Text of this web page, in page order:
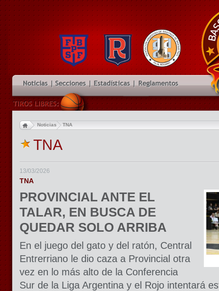
Noticias TNA
TNA
13/03/2026
TNA
PROVINCIAL ANTE EL
TALAR, EN BUSCA DE
QUEDAR SOLO ARRIBA
En el juego del gato y del ratón, Central
Entrerriano le dio caza a Provincial otra
vez en lo más alto de la Conferencia
Sur de la Liga Argentina y el Rojo intentará